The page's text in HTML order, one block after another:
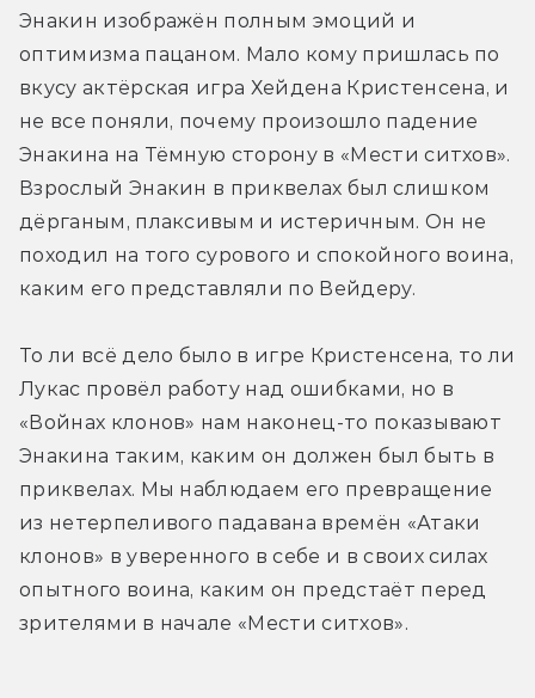
Энакин изображён полным эмоций и
оптимизма пацаном. Мало кому пришлась по
вкусу актёрская игра Хейдена Кристенсена, и
не все поняли, почему произошло падение
Энакина на Тёмную сторону в «Мести ситхов».
Взрослый Энакин в приквелах был слишком
дёрганым, плаксивым и истеричным. Он не
походил на того сурового и спокойного воина,
каким его представляли по Вейдеру.
То ли всё дело было в игре Кристенсена, то ли
Лукас провёл работу над ошибками, но в
«Войнах клонов» нам наконец-то показывают
Энакина таким, каким он должен был быть в
приквелах. Мы наблюдаем его превращение
из нетерпеливого падавана времён «Атаки
клонов» в уверенного в себе и в своих силах
опытного воина, каким он предстаёт перед
зрителями в начале «Мести ситхов».